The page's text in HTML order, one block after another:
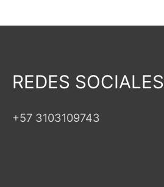
REDES SOCIALES
+57 3103109743